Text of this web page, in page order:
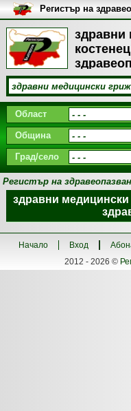
здравни
Регистър на
медицинските
България
Област
Община
Град/село
Регистър на
здравни медицински
Начало Вход
2012 - 2026 ©